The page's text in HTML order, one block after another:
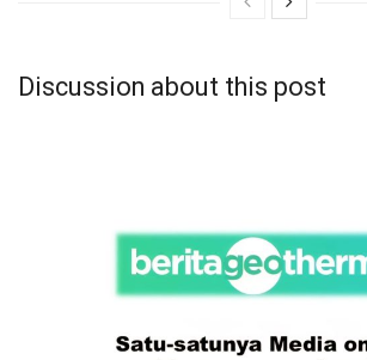
Discussion about this post